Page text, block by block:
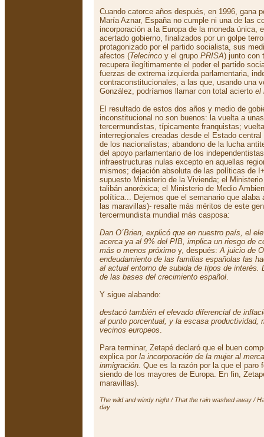
Cuando catorce años después, en 1996, gana
María Aznar, España no cumple ni una de las
incorporación a la Europa de la moneda única,
acertado gobierno, finalizados por un golpe
protagonizado por el partido socialista, sus
afectos (Telecinco y el grupo PRISA) junto con
recupera ilegítimamente el poder el partido
fuerzas de extrema izquierda parlamentaria,
contraconstitucionales, a las que, usando una
González, podríamos llamar con total acierto el
El resultado de estos dos años y medio de
inconstitucional no son buenos: la vuelta a
tercermundistas, típicamente franquistas;
interregionales creadas desde el Estado
de los nacionalistas; abandono de la lucha
del apoyo parlamentario de los
infraestructuras nulas excepto en aquellas
mismos; dejación absoluta de las políticas de
supuesto Ministerio de la Vivienda; el
talibán anoréxica; el Ministerio de Medio
política... Dejemos que el semanario que alaba
las maravillas)- resalte más méritos de este
tercermundista mundial más casposa:
Dan O´Brien, explicó que en nuestro país, el
acerca ya al 9% del PIB, implica un riesgo de
más o menos próximo y, después:A juicio de
endeudamiento de las familias españolas las
al actual entorno de subida de tipos de interés.
de las bases del crecimiento español.
Y sigue alabando:
destacó también el elevado diferencial de
al punto porcentual, y la escasa productividad,
vecinos europeos.
Para terminar, Zetapé declaró que el buen
explica por la incorporación de la mujer al
inmigración. Que es la razón por la que el paro
siendo de los mayores de Europa. En fin,
maravillas).
The wild and windy night / That the rain washed away /
day